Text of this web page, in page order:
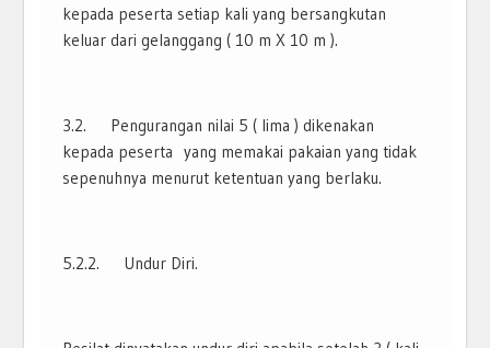
kepada peserta setiap kali yang bersangkutan
keluar dari gelanggang ( 10 m X 10 m ).
3.2. Pengurangan nilai 5 ( lima ) dikenakan
kepada peserta yang memakai pakaian yang tidak
sepenuhnya menurut ketentuan yang berlaku.
5.2.2. Undur Diri.